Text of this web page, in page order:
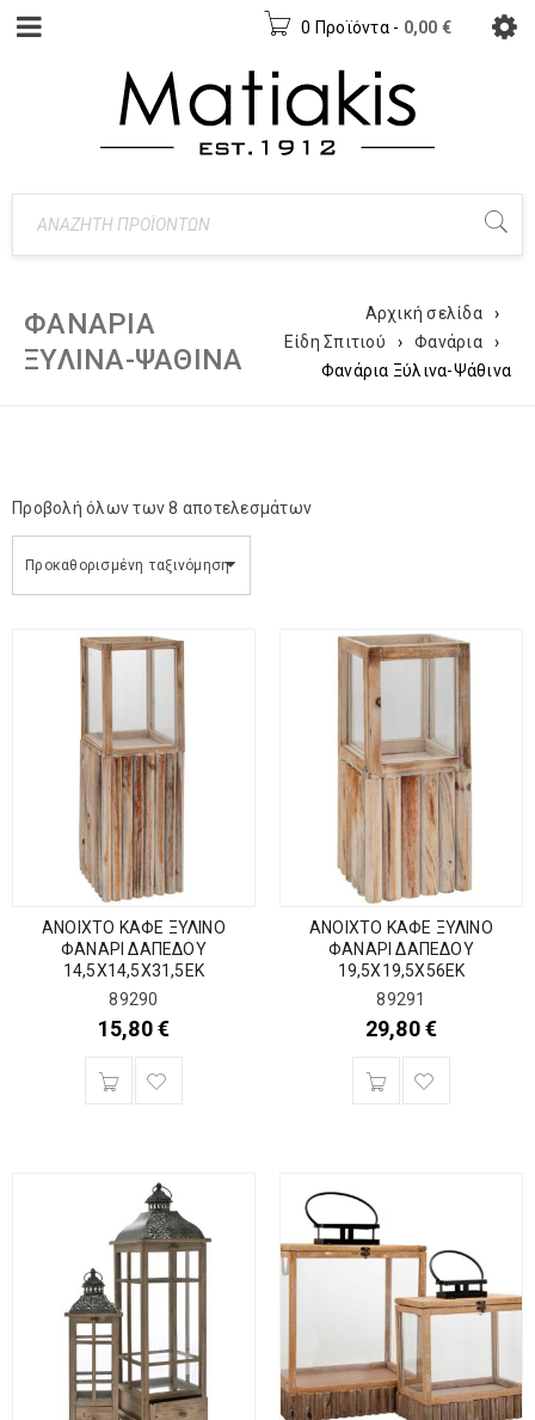
0 Προϊόντα - 0,00 €
ΦΑΝΆΡΙΑ
ΞΎΛΙΝΑ-ΨΆΘΙΝΑ
Αρχική σελίδα
›
Είδη Σπιτιού
› Φανάρια
›
Φανάρια Ξύλινα-Ψάθινα
Προβολή όλων των 8 αποτελεσμάτων
Προκαθορισμένη ταξινόμηση
ΑΝΟΙΧΤΟ ΚΑΦΕ ΞΥΛΙΝΟ
ΦΑΝΑΡΙ ΔΑΠΕΔΟΥ
14,5Χ14,5Χ31,5ΕΚ
89290
15,80€
ΑΝΟΙΧΤΟ ΚΑΦΕ ΞΥΛΙΝΟ
ΦΑΝΑΡΙ ΔΑΠΕΔΟΥ
19,5Χ19,5Χ56ΕΚ
89291
29,80€